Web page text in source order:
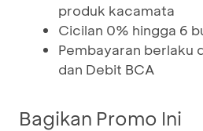
produk kacamata
Cicilan 0% hingga 6
Pembayaran berlaku
dan Debit BCA
Bagikan Promo Ini